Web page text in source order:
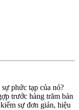
phức tạp của nó?
trước hàng trăm bản
sự đơn giản, hiệu